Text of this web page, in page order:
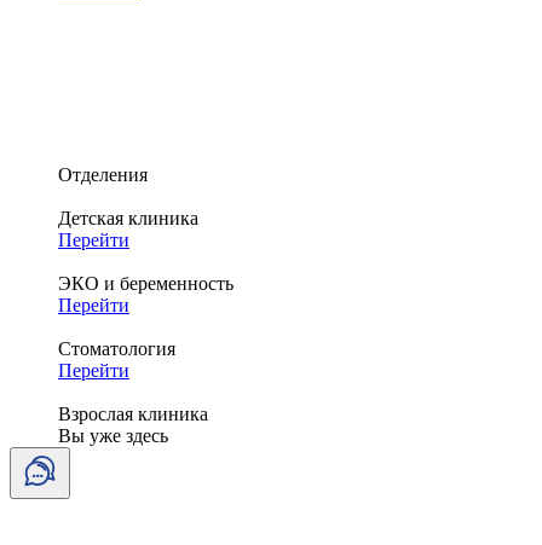
Отделения
Детская клиника
Перейти
ЭКО и беременность
Перейти
Стоматология
Перейти
Взрослая клиника
Вы уже здесь